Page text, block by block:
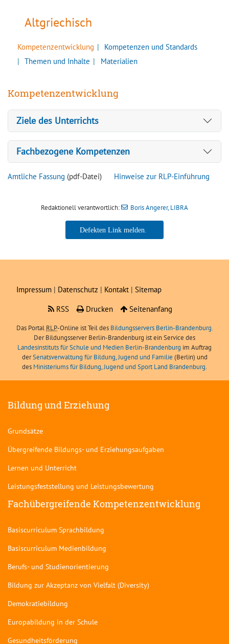
Altgriechisch
Kompetenzentwicklung
Kompetenzen und Standards
Themen und Inhalte
Materialien
Kompetenzentwicklung
Ziele des Unterrichts
Fachbezogene Kompetenzen
Amtliche Fassung (pdf-Datei) Hinweise zur RLP-Einführung
Redaktionell verantwortlich: Boris Angerer, LIBRA
Boris Angerer, LIBRA
Impressum | Datenschutz | Kontakt | Sitemap
RSS
Drucken Seitenanfang
Das Portal RLP-Online ist Teil des Bildungsservers Berlin-Brandenburg.
Der Bildungsserver Berlin-Brandenburg ist ein Service des
Landesinstituts für Schule und Medien Berlin-Brandenburg im Auftrag
derSenatsverwaltung für Bildung, Jugend und Familie (Berlin) und
des Ministeriums für Bildung, Jugend und Sport Land Brandenburg.
Bildung und Erziehung
Grundsätze
Übergreifende Bildungs- und Erziehungsaufgaben
Lernen und Unterricht
Leistungsfeststellung und Leistungsbewertung
Fachübergreifende Kompetenzentwicklung
Basiscurriculum Sprachbildung
Basiscurriculum Medienbildung
Berufs- und Studienorientierung
Bildung zur Akzeptanz von Vielfalt (Diversity)
Demokratiebildung
Europabildung in der Schule
Gesundheitsförderung